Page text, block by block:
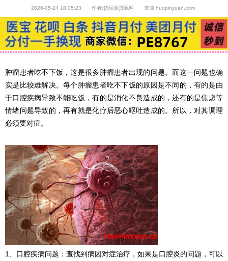
2026-05-24 18:05:23 作者:货品源货源网 来源:huopinyuan.com
肿瘤患者吃不下饭，这是很多肿瘤患者出现的问题。而这一问题也确
实是比较难解决。每个肿瘤患者吃不下饭的原因是不同的，有的是由
于口腔疾病导致不能吃饭，有的是消化不良造成的，还有的是焦虑等
情绪问题导致的，再有就是化疗后恶心呕吐造成的。所以，对其调理
必须要对症。
1、口腔疾病问题：查找到病因对症治疗，如果是口腔炎的问题，可以